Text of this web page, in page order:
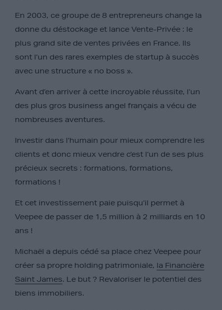
En 2003, ce groupe de 8 entrepreneurs change la
donne du déstockage et lance Vente-Privée : le
plus grand site de ventes privées en France. Ils
sont l’un des rares exemples de startup à succès
avec une structure « no boss ».
Avant d’en arriver à cette incroyable réussite, l’un
des plus gros business angel français a vécu de
nombreuses aventures.
Investir dans l’humain pour mieux comprendre les
clients et donc mieux vendre c’est l’un de ses plus
précieux secrets : formations, formations,
formations !
Et cet investissement paie puisqu’il permet à
Veepee de passer de 1,5 million à 2 milliards en 10
ans !
Michaël a depuis cédé sa place chez Veepee pour
créer sa propre holding patrimoniale, la Financière
Saint James. Le but ? Revaloriser le potentiel des
biens immobiliers.